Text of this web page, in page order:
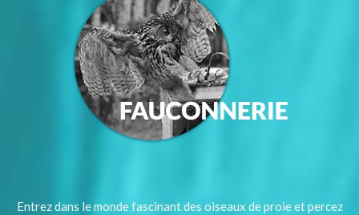
Entrez dans le monde fascinant des oiseaux de proie et percez